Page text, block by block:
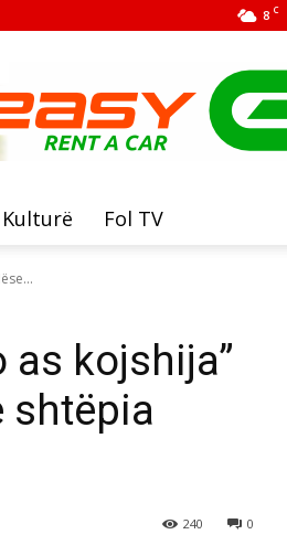
8 C
Kulturë Fol TV
as kojshija”
shtëpia
0
240